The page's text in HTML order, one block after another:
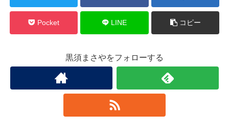
Pocket LINE コピー
黒須まさやをフォローする